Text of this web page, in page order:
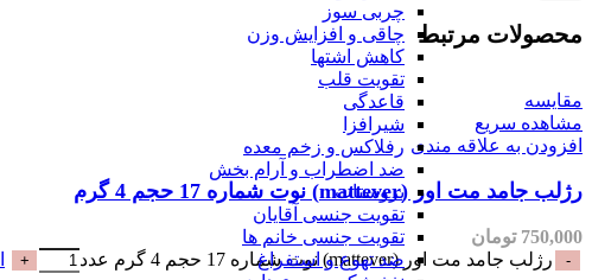
چربی سوز
چاقی و افزایش وزن
کاهش اشتها
تقویت قلب
قاعدگی
شیرافزا
رفلاکس و زخم معده
ضد اضطراب و آرام بخش
پروستات
تقویت جنسی آقایان
تقویت جنسی خانم ها
ضد تهوع و استفراغ
محصولات مرتبط
مقایسه
مشاهده سریع
افزودن به علاقه مندی
رژلب جامد مت اور (mattever) نوت شماره 17 حجم 4 گرم
750,000 تومان
رژلب جامد مت اور (mattever) نوت شماره 17 حجم 4 گرم عدد